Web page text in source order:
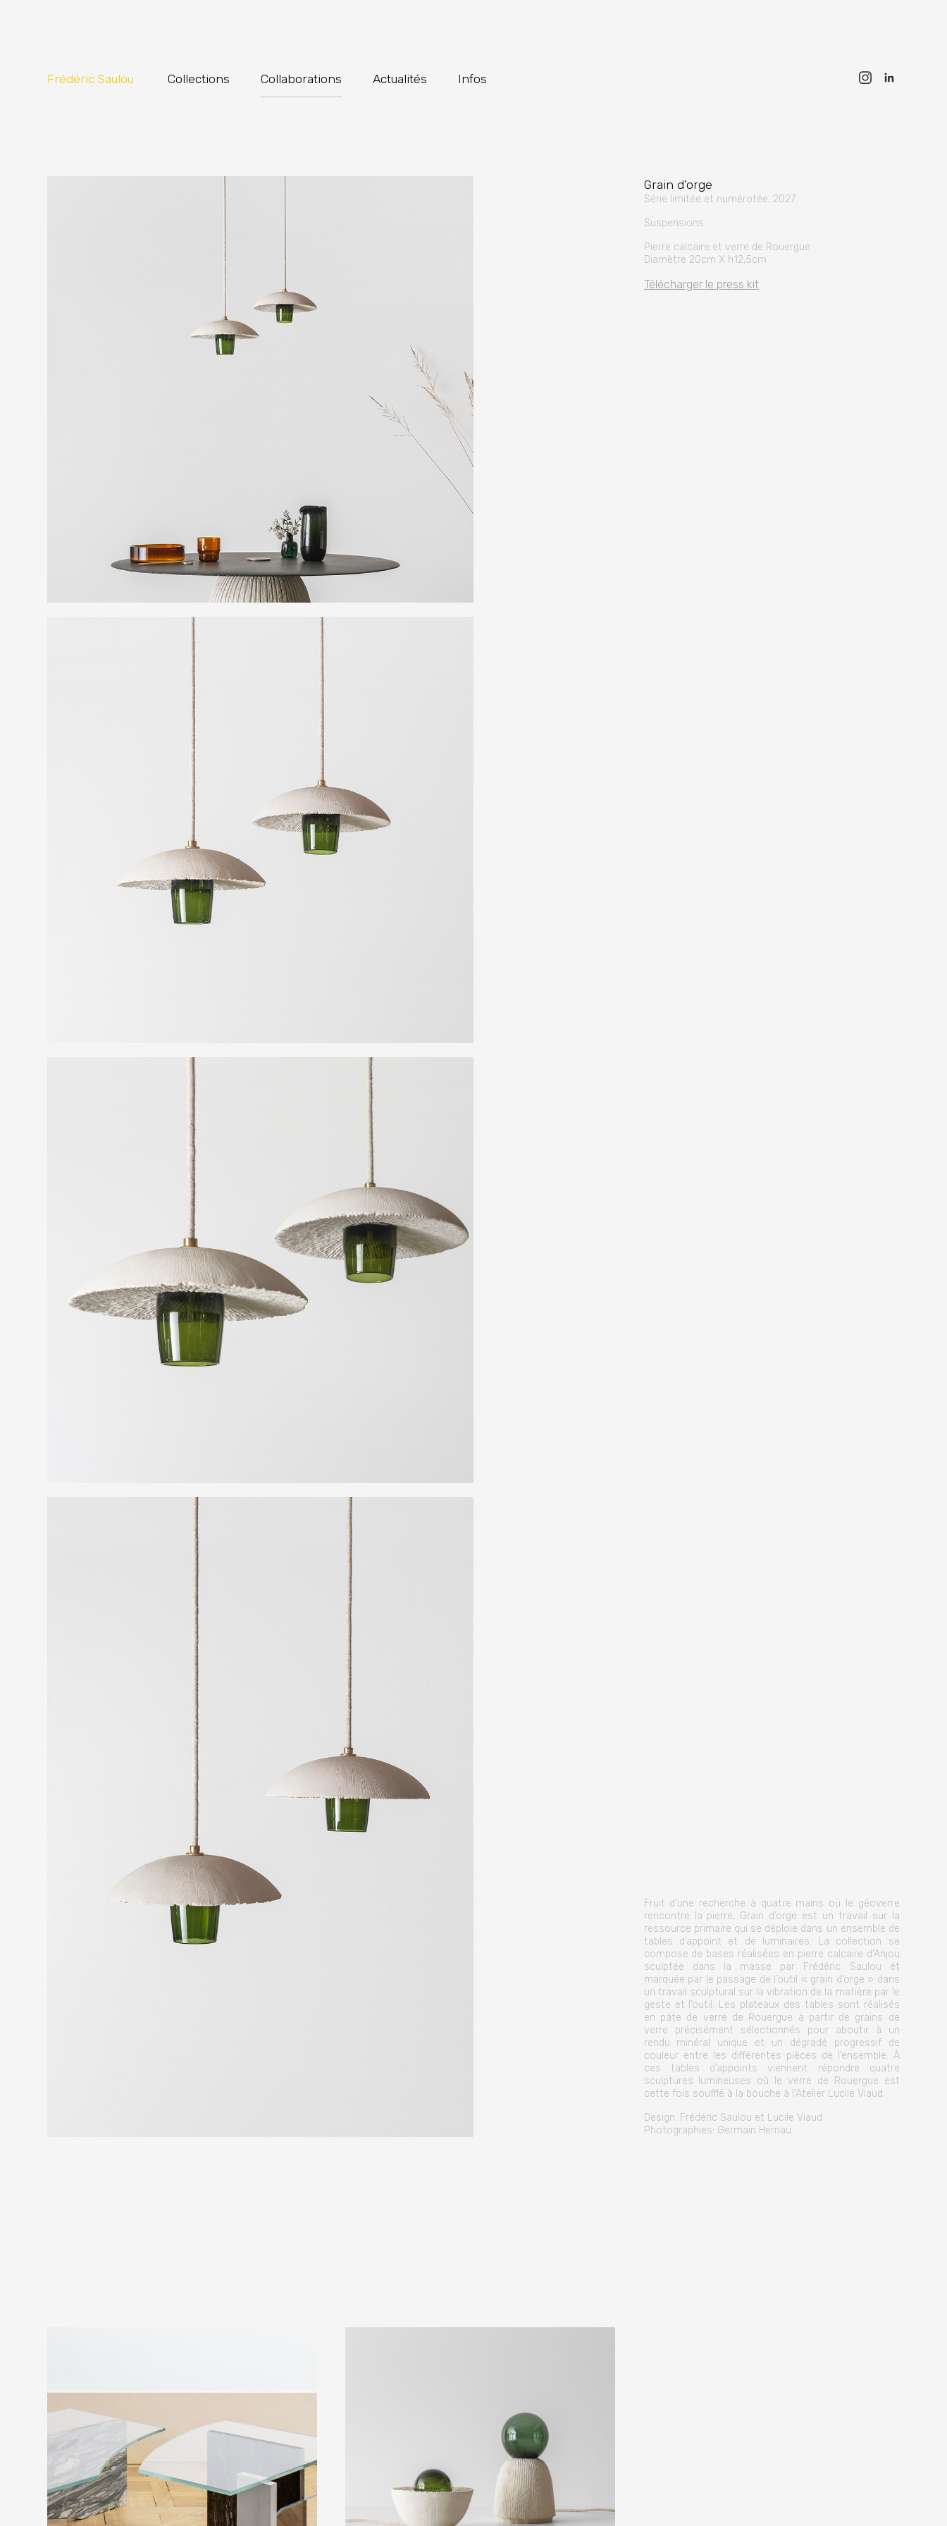
Frédéric Saulou Collections Collaborations Actualités Infos
Grain d’orge
Série limitée et numérotée, 2027
Suspensions
Pierre calcaire et verre de Rouergue
Diamètre 20cm X h12,5cm
Télécharger le press kit
Fruit d’une recherche à quatre mains où le géoverre
rencontre la pierre, Grain d’orge est un travail sur la
ressource primaire qui se déploie dans un ensemble de
tables d’appoint et de luminaires. La collection se
compose de bases réalisées en pierre calcaire d’Anjou
sculptée dans la masse par Frédéric Saulou et
marquée par le passage de l’outil « grain d’orge » dans
un travail sculptural sur la vibration de la matière par le
geste et l’outil. Les plateaux des tables sont réalisés
en pâte de verre de Rouergue à partir de grains de
verre précisément sélectionnés pour aboutir à un
rendu minéral unique et un dégradé progressif de
couleur entre les différentes pièces de l’ensemble. À
ces tables d’appoints viennent répondre quatre
sculptures lumineuses où le verre de Rouergue est
cette fois soufflé à la bouche à l’Atelier Lucile Viaud.
Design: Frédéric Saulou et Lucile Viaud
Photographies: Germain Herriau